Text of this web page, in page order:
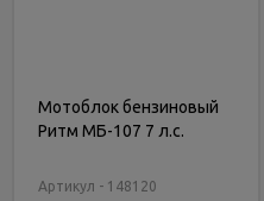
Мотоблок бензиновый
Ритм МБ-107 7 л.с.
Артикул - 148120